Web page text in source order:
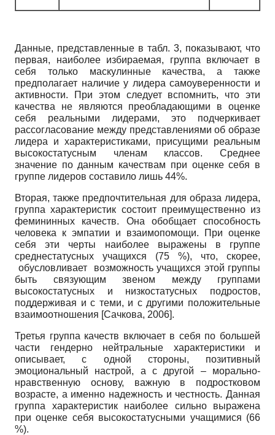
Данные, представленные в табл. 3, показывают, что
первая, наиболее избираемая, группа включает в
себя только маскулинные качества, а также
предполагает наличие у лидера самоуверенности и
активности. При этом следует вспомнить, что эти
качества не являются преобладающими в оценке
себя реальными лидерами, это подчеркивает
рассогласование между представлениями об образе
лидера и характеристиками, присущими реальным
высокостатусным членам классов. Среднее
значение по данным качествам при оценке себя в
группе лидеров составило лишь 44%.
Вторая, также предпочтительная для образа лидера,
группа характеристик состоит преимущественно из
фемининных качеств. Она обобщает способность
человека к эмпатии и взаимопомощи. При оценке
себя эти черты наиболее выражены в группе
среднестатусных учащихся (75 %), что, скорее,
обусловливает возможность учащихся этой группы
быть связующим звеном между группами
высокостатусных и низкостатусных подростов,
поддерживая и с теми, и с другими положительные
взаимоотношения [Сачкова, 2006].
Третья группа качеств включает в себя по большей
части гендерно нейтральные характеристики и
описывает, с одной стороны, позитивный
эмоциональный настрой, а с другой – морально-
нравственную основу, важную в подростковом
возрасте, а именно надежность и честность. Данная
группа характеристик наиболее сильно выражена
при оценке себя высокостатусными учащимися (66
%).